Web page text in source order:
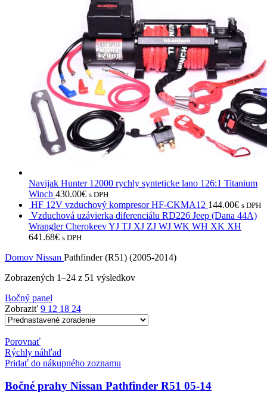
Navijak Hunter 12000 rychly synteticke lano 126:1 Titanium
Winch 430.00€ s DPH
HF 12V vzduchový kompresor HF-CKMA12 144.00€ s DPH
Vzduchová uzávierka diferenciálu RD226 Jeep (Dana 44A)
Wrangler Cherokeev YJ TJ XJ ZJ WJ WK WH XK XH
641.68€ s DPH
Domov Nissan Pathfinder (R51) (2005-2014)
Zobrazených 1–24 z 51 výsledkov
Bočný panel
Zobraziť 9 12 18 24
Porovnať
Rýchly náhľad
Pridať do nákupného zoznamu
Bočné prahy Nissan Pathfinder R51 05-14